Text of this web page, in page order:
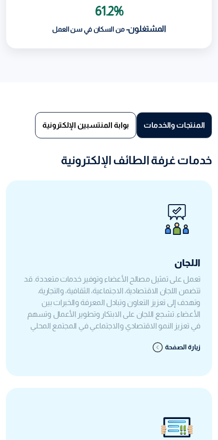
61.2%
المشتغلون- من السكان في سن العمل
المنتجات والخدمات بوابة المنتسبين الإلكترونية
خدمات غرفة الطائف الإلكترونية
اللجان
تعمل على تمثيل مصالح الأعضاء وتوفير خدمات متعددة. قد
تتضمن اللجان الاقتصادية، الاجتماعية، الثقافية، والتجارية،
وتهدف إلى تعزيز التعاون وتبادل المعرفة والخبرات بين
الأعضاء. تشجع اللجان على الابتكار وتطوير الأعمال وتسهم
في تعزيز النمو الاقتصادي والاجتماعي في المجتمع المحلي
زيارة الصفحة